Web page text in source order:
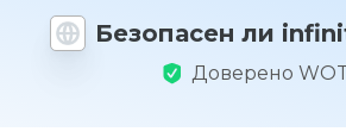
Безопасен ли
Доверено
1 до 5?